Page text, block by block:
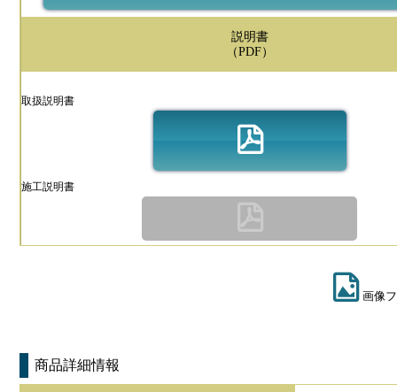
説明書
（PDF）
取扱説明書
施工説明書
画像
商品詳細情報